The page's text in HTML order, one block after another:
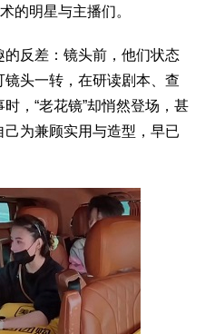
的明星与主播们。
反差：镜头前，他们状态
头一转，在研读剧本、查
，“老花镜”却悄然登场，甚
为兼顾实用与造型，早已